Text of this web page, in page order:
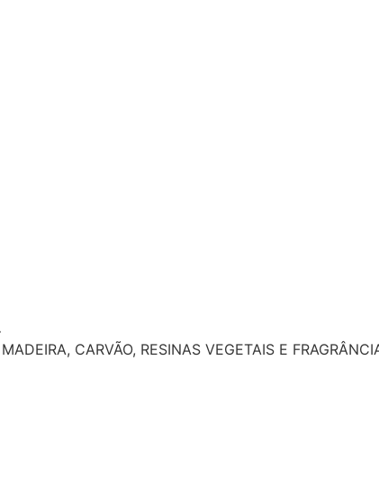
CARVÃO, RESINAS VEGETAIS E